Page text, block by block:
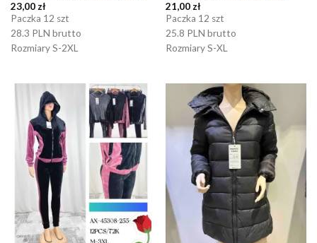
23,00zł
Paczka 12 szt
28.3 PLN brutto
Rozmiary S-2XL
21,00zł
Paczka 12 szt
25.8 PLN brutto
Rozmiary S-XL